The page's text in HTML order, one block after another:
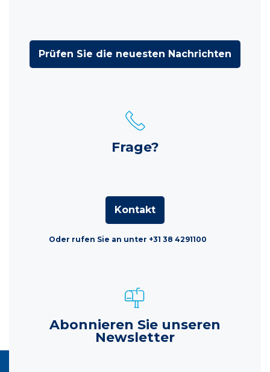
Prüfen Sie die neuesten Nachrichten
Frage?
Kontakt
Oder rufen Sie an unter +31 38 4291100
Abonnieren Sie unseren
Newsletter